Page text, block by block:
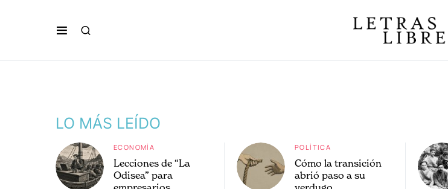
LO MÁS LEÍDO
ECONOMÍA
Lecciones de “La
Odisea” para
POLÍTICA
Cómo la transición
abrió paso a su